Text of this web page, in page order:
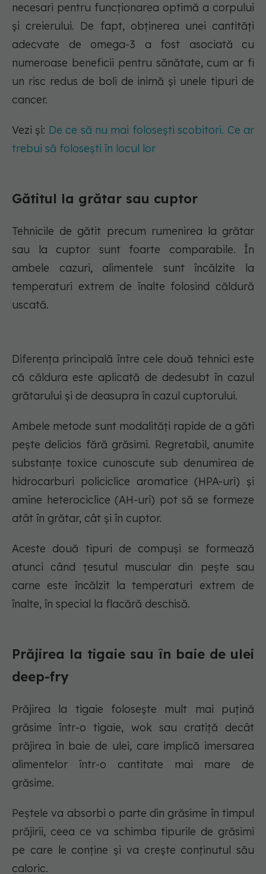
necesari pentru funcționarea optimă a corpului
și creierului. De fapt, obținerea unei cantități
adecvate de omega-3 a fost asociată cu
numeroase beneficii pentru sănătate, cum ar fi
un risc redus de boli de inimă și unele tipuri de
cancer.
Vezi și: De ce să nu mai folosești scobitori. Ce ar
trebui să folosești în locul lor
Gătitul la grătar sau cuptor
Tehnicile de gătit precum rumenirea la grătar
sau la cuptor sunt foarte comparabile. În
ambele cazuri, alimentele sunt încălzite la
temperaturi extrem de înalte folosind căldură
uscată.
Diferența principală între cele două tehnici este
că căldura este aplicată de dedesubt în cazul
grătarului și de deasupra în cazul cuptorului.
Ambele metode sunt modalități rapide de a găti
pește delicios fără grăsimi. Regretabil, anumite
substanțe toxice cunoscute sub denumirea de
hidrocarburi policiclice aromatice (HPA-uri) și
amine heterociclice (AH-uri) pot să se formeze
atât în grătar, cât și în cuptor.
Aceste două tipuri de compuși se formează
atunci când țesutul muscular din pește sau
carne este încălzit la temperaturi extrem de
înalte, în special la flacără deschisă.
Prăjirea la tigaie sau în baie de ulei
deep-fry
Prăjirea la tigaie folosește mult mai puțină
grăsime într-o tigaie, wok sau cratiță decât
prăjirea în baie de ulei, care implică imersarea
alimentelor într-o cantitate mai mare de
grăsime.
Peștele va absorbi o parte din grăsime în timpul
prăjirii, ceea ce va schimba tipurile de grăsimi
pe care le conține și va crește conținutul său
caloric.